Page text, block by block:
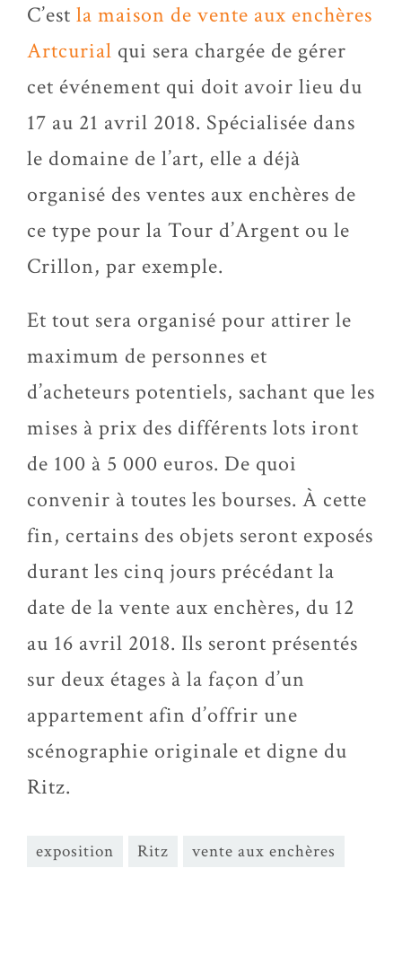
C’est la maison de vente aux enchères
Artcurial qui sera chargée de gérer
cet événement qui doit avoir lieu du
17 au 21 avril 2018. Spécialisée dans
le domaine de l’art, elle a déjà
organisé des ventes aux enchères de
ce type pour la Tour d’Argent ou le
Crillon, par exemple.
Et tout sera organisé pour attirer le
maximum de personnes et
d’acheteurs potentiels, sachant que les
mises à prix des différents lots iront
de 100 à 5 000 euros. De quoi
convenir à toutes les bourses. À cette
fin, certains des objets seront exposés
durant les cinq jours précédant la
date de la vente aux enchères, du 12
au 16 avril 2018. Ils seront présentés
sur deux étages à la façon d’un
appartement afin d’offrir une
scénographie originale et digne du
Ritz.
exposition Ritz vente aux enchères